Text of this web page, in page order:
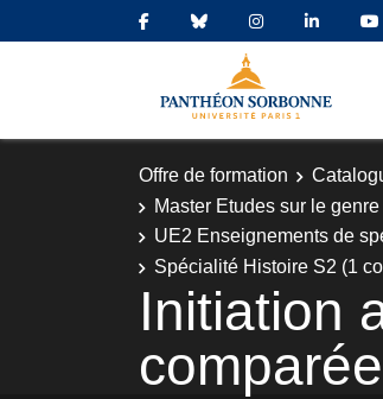
Offre de formation
Master Etudes sur le
UE2 Enseignements de
Spécialité Histoire S2 (1
Initiation
comparée